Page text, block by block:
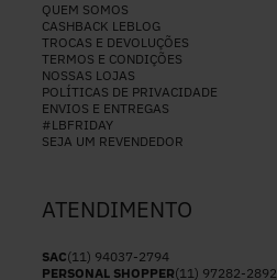
QUEM SOMOS
CASHBACK LEBLOG
TROCAS E DEVOLUÇÕES
TERMOS E CONDIÇÕES
NOSSAS LOJAS
POLÍTICAS DE PRIVACIDADE
ENVIOS E ENTREGAS
#LBFRIDAY
SEJA UM REVENDEDOR
ATENDIMENTO
SAC(11) 94037-2794
PERSONAL SHOPPER(11) 97282-2892